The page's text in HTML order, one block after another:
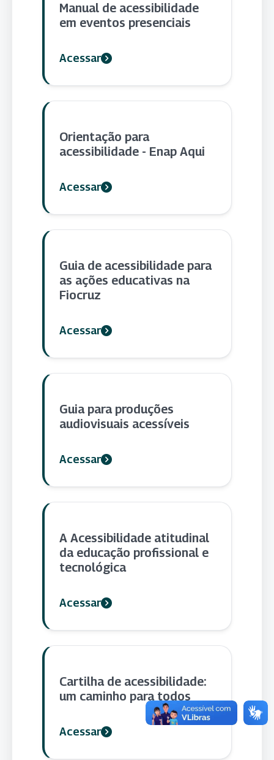
Manual de acessibilidade
em eventos presenciais
Acessar
Orientação para
acessibilidade - Enap Aqui
Acessar
Guia de acessibilidade para
as ações educativas na
Fiocruz
Acessar
Guia para produções
audiovisuais acessíveis
Acessar
A Acessibilidade atitudinal
da educação profissional e
tecnológica
Acessar
Cartilha de acessibilidade:
um caminho para todos
Acessar